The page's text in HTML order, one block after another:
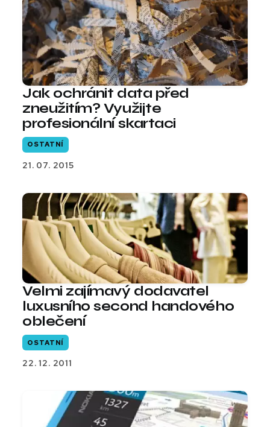
Jak ochránit data před
zneužitím? Využijte
profesionální skartaci
OSTATNÍ
21. 07. 2015
Velmi zajímavý dodavatel
luxusního second handového
oblečení
OSTATNÍ
22. 12. 2011